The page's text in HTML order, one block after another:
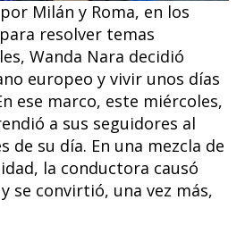
Milán y Roma, en los
resolver temas
Wanda Nara decidió
europeo y vivir unos días
ese marco, este miércoles,
a sus seguidores al
su día. En una mezcla de
la conductora causó
se convirtió, una vez más,